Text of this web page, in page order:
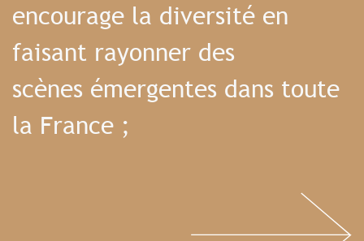
encourage la diversité en
faisant rayonner des
scènes émergentes dans toute
la France ;